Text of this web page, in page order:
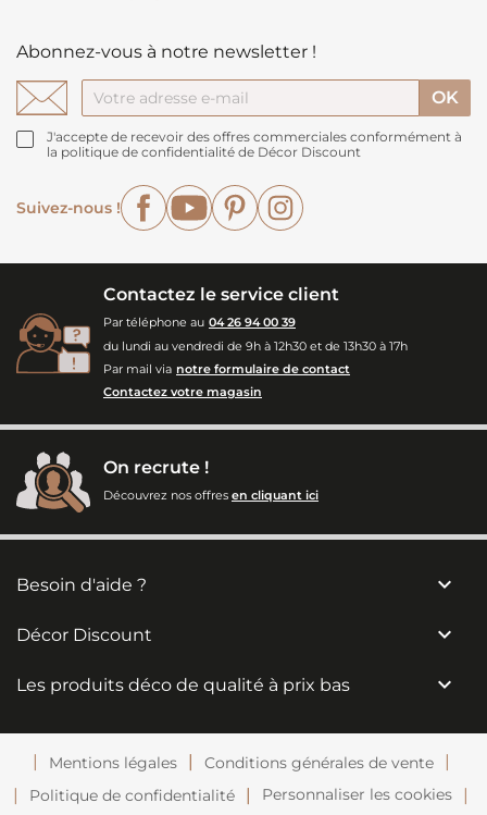
Abonnez-vous à notre newsletter !
J'accepte de recevoir des offres commerciales conformément à
la politique de confidentialité de Décor Discount
Suivez-nous !
FacebookYouTubePinterest
Contactez le service client
Par téléphone au 04 26 94 00 39
du lundi au vendredi de 9h à 12h30 et de 13h30 à 17h
Par mail via notre formulaire de contact
Contactez votre magasin
On recrute !
Découvrez nos offres en cliquant ici
Besoin d'aide ? 
Décor Discount 
Les produits déco de qualité à prix bas 
Mentions légales
Conditions générales de vente
Politique de confidentialité
Personnaliser les cookies